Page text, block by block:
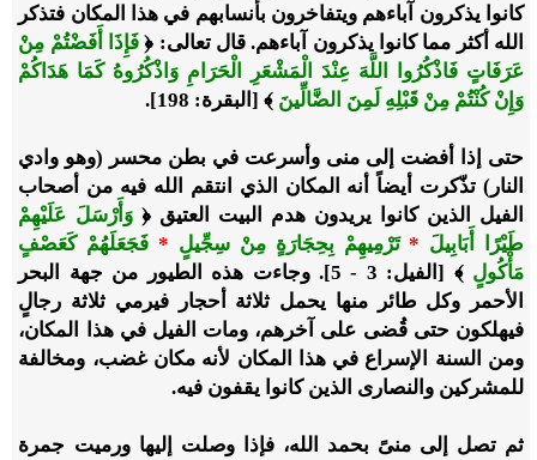
كانوا يذكرون آباءهم ويتفاخرون بأنسابهم في هذا المكان فتذكر
الله أكثر مما كانوا يذكرون آباءهم. قال تعالى: ﴿ فَإِذَا أَفَضْتُمْ مِنْ
عَرَفَاتٍ فَاذْكُرُوا اللَّهَ عِنْدَ الْمَشْعَرِ الْحَرَامِ وَاذْكُرُوهُ كَمَا هَدَاكُمْ
وَإِنْ كُنْتُمْ مِنْ قَبْلِهِ لَمِنَ الضَّالِّينَ ﴾ [البقرة: 198].
حتى إذا أفضت إلى منى وأسرعت في بطن محسر (وهو وادي
النار) تذّكرت أيضاً أنه المكان الذي انتقم الله فيه من أصحاب
الفيل الذين كانوا يريدون هدم البيت العتيق ﴿وَأَرْسَلَ عَلَيْهِمْ
طَيْرًا أَبَابِيلَ *تَرْمِيهِمْ بِحِجَارَةٍ مِنْ سِجِّيلٍ * فَجَعَلَهُمْ كَعَصْفٍ
مَأْكُولٍ
﴾ [الفيل: 3 - 5]. وجاءت هذه الطيور من جهة البحر
الأحمر وكل طائر منها يحمل ثلاثة أحجار فيرمي ثلاثة رجالٍ
فيهلكون حتى قُضى على آخرهم، ومات الفيل في هذا المكان،
ومن السنة الإسراع في هذا المكان لأنه مكان غضب، ومخالفة
للمشركين والنصارى الذين كانوا يقفون فيه.
ثم تصل إلى منىً بحمد الله، فإذا وصلت إليها ورميت جمرة